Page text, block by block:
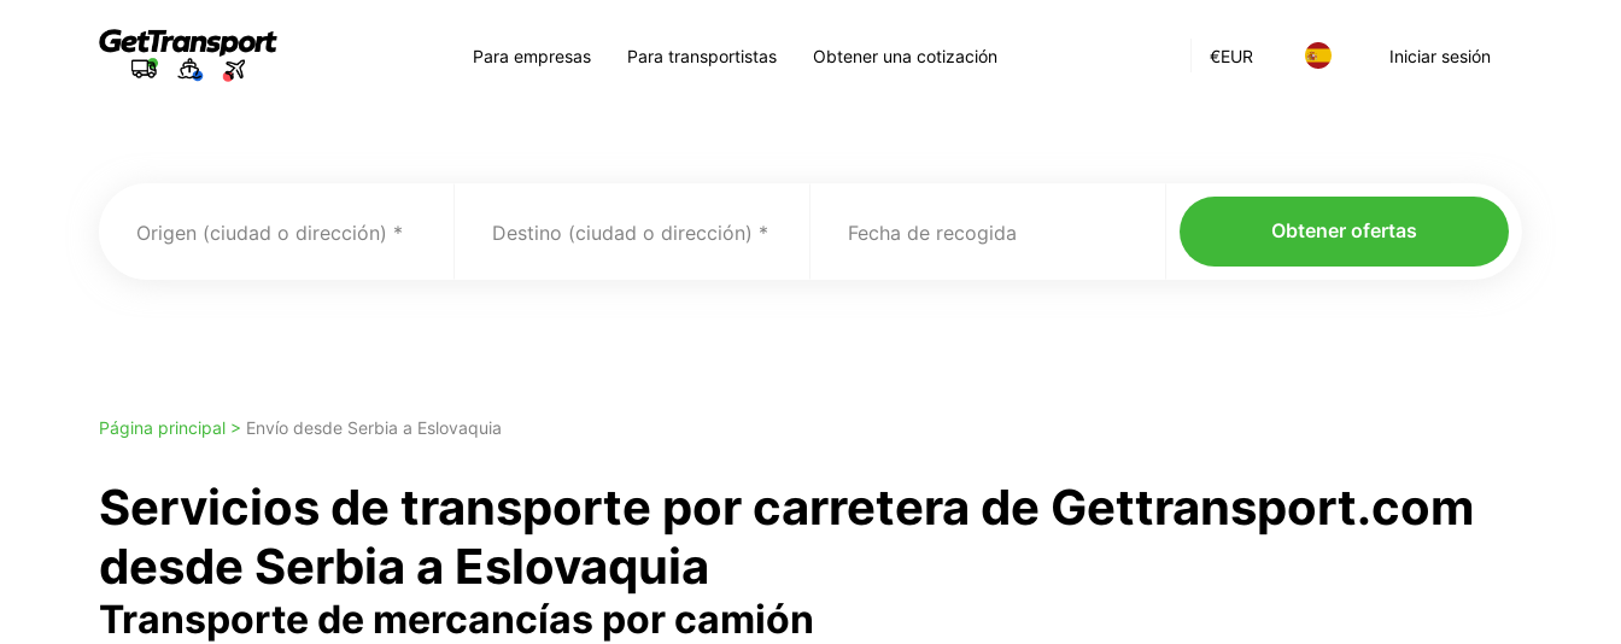
€EUR Iniciar sesión
Para empresas Para transportistas Obtener una cotización
Origen (ciudad o dirección) Destino (ciudad o dirección) Fecha de recogida Obtener ofertas
Página principal > Envío desde Serbia a Eslovaquia
Servicios de transporte por carretera de Gettransport.com
desde Serbia a Eslovaquia
Transporte de mercancías por camión